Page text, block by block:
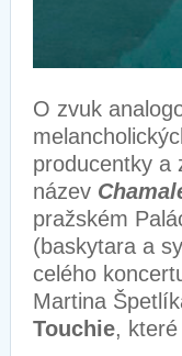
O zvuk
producentky a
název
pražském
(baskytara a
celého
Martina
Touchie,